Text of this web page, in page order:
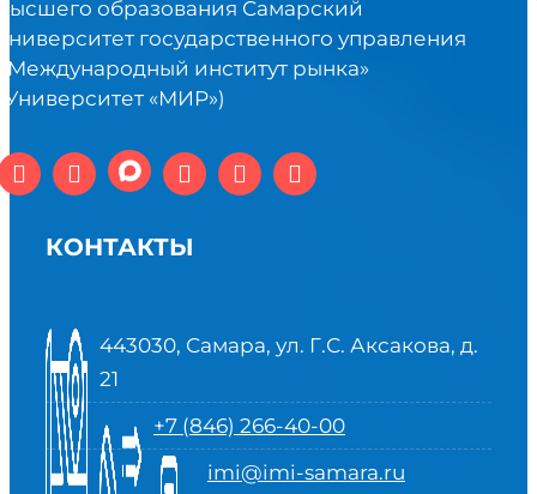
образования Самарский
государственного управления
институт рынка»
«МИР»)
КОНТАКТЫ
443030, Самара, ул. Г.С. Аксакова, д.
21
+7 (846) 266-40-00
imi@imi-samara.ru